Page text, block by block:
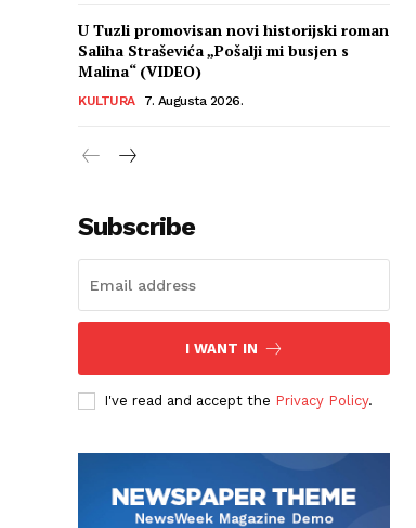
U Tuzli promovisan novi historijski roman
Saliha Straševića „Pošalji mi busjen s
Malina“ (VIDEO)
KULTURA 7. Augusta 2026.
Subscribe
I WANT IN
I've read and accept the Privacy Policy.